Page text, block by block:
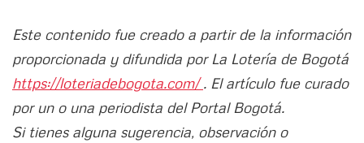
Este contenido fue creado a partir de la información
proporcionada y difundida por La Lotería de Bogotá
https://loteriadebogota.com/. El artículo fue curado
por un o una periodista del Portal Bogotá.
Si tienes alguna sugerencia, observación o